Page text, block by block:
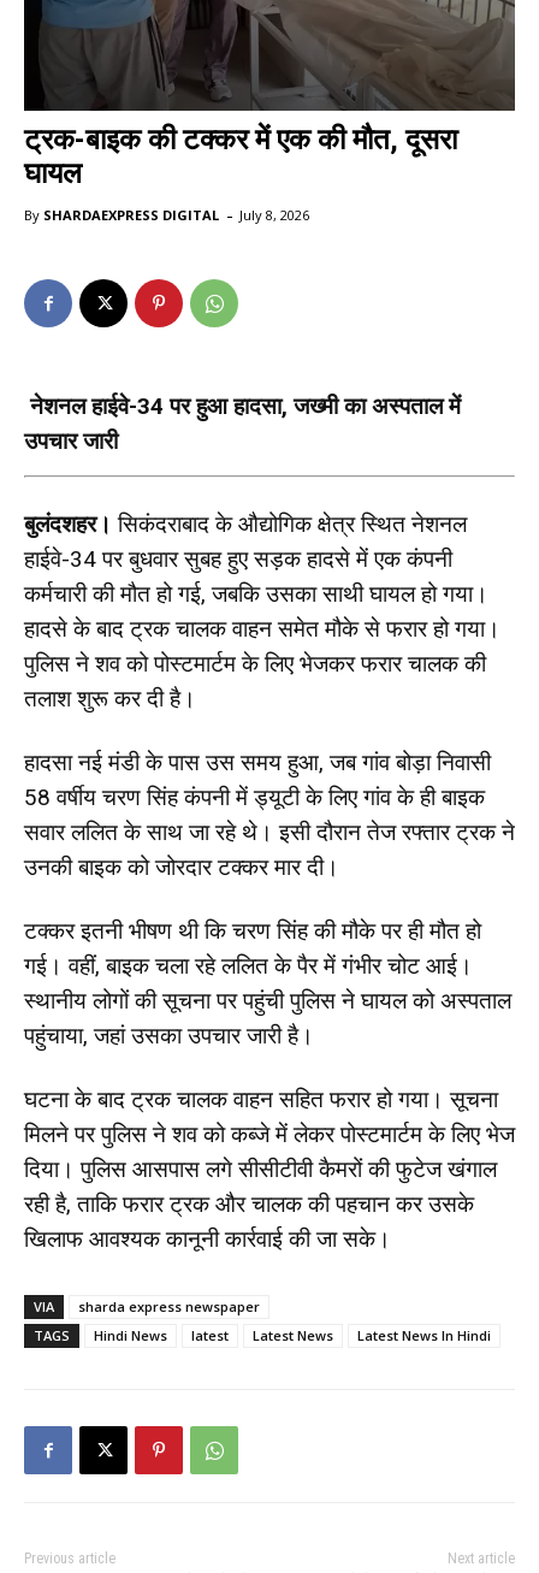
ट्रक-बाइक की टक्कर में एक की मौत, दूसरा
घायल
By SHARDAEXPRESS DIGITAL - July 8, 2026
नेशनल हाईवे-34 पर हुआ हादसा, जख्मी का अस्पताल में
उपचार जारी
बुलंदशहर। सिकंदराबाद के औद्योगिक क्षेत्र स्थित नेशनल
हाईवे-34 पर बुधवार सुबह हुए सड़क हादसे में एक कंपनी
कर्मचारी की मौत हो गई, जबकि उसका साथी घायल हो गया।
हादसे के बाद ट्रक चालक वाहन समेत मौके से फरार हो गया।
पुलिस ने शव को पोस्टमार्टम के लिए भेजकर फरार चालक की
तलाश शुरू कर दी है।
हादसा नई मंडी के पास उस समय हुआ, जब गांव बोड़ा निवासी
58 वर्षीय चरण सिंह कंपनी में ड्यूटी के लिए गांव के ही बाइक
सवार ललित के साथ जा रहे थे। इसी दौरान तेज रफ्तार ट्रक ने
उनकी बाइक को जोरदार टक्कर मार दी।
टक्कर इतनी भीषण थी कि चरण सिंह की मौके पर ही मौत हो
गई। वहीं, बाइक चला रहे ललित के पैर में गंभीर चोट आई।
स्थानीय लोगों की सूचना पर पहुंची पुलिस ने घायल को अस्पताल
पहुंचाया, जहां उसका उपचार जारी है।
घटना के बाद ट्रक चालक वाहन सहित फरार हो गया। सूचना
मिलने पर पुलिस ने शव को कब्जे में लेकर पोस्टमार्टम के लिए भेज
दिया। पुलिस आसपास लगे सीसीटीवी कैमरों की फुटेज खंगाल
रही है, ताकि फरार ट्रक और चालक की पहचान कर उसके
खिलाफ आवश्यक कानूनी कार्रवाई की जा सके।
VIA
sharda express newspaper
TAGS
Hindi News latest Latest News Latest News In Hindi
Previous article Next article